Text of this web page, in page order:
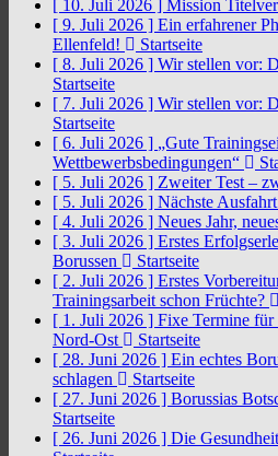
[ 10. Juli 2026 ] Mission
[ 9. Juli 2026 ] Ein erfahrener
Ellenfeld!
Startseite
[ 8. Juli 2026 ] Wir stellen vor:
Startseite
[ 7. Juli 2026 ] Wir stellen vor:
Startseite
[ 6. Juli 2026 ] „Gute
Wettbewerbsbedingungen“
[ 5. Juli 2026 ] Zweiter Test –
[ 5. Juli 2026 ] Nächste
[ 4. Juli 2026 ] Neues Jahr,
[ 3. Juli 2026 ] Erstes
Borussen
Startseite
[ 2. Juli 2026 ] Erstes
Trainingsarbeit schon Früchte?
[ 1. Juli 2026 ] Fixe Termine für
Nord-Ost
Startseite
[ 28. Juni 2026 ] Ein echtes
schlagen
Startseite
[ 27. Juni 2026 ] Borussias
Startseite
[ 26. Juni 2026 ] Die